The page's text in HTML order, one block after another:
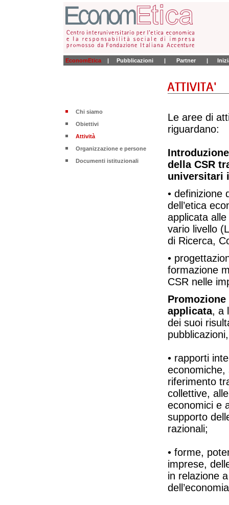
EconomEtica | Pubblicazioni | Partner |
Chi siamo
Obiettivi
Attività
Organizzazione e persone
Documenti istituzionali
Le aree di
riguardano:
della CSR
universitari
• definizione
dell’etica
applicata
vario livello
di Ricerca,
•
formazione
CSR nelle
applicata, a
dei suoi
• rapporti
economiche,
riferimento
collettive,
economici e
supporto
razionali;
• forme,
imprese,
in relazione